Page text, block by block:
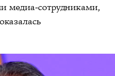
медиа-сотрудниками,